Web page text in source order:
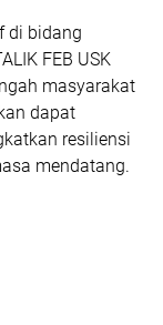
di bidang
FEB USK
masyarakat
dapat
resiliensi
mendatang.